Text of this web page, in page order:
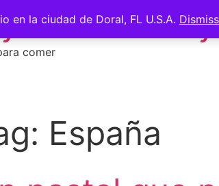
en la ciudad de Doral, FL U.S.A. Dismiss
comer
España